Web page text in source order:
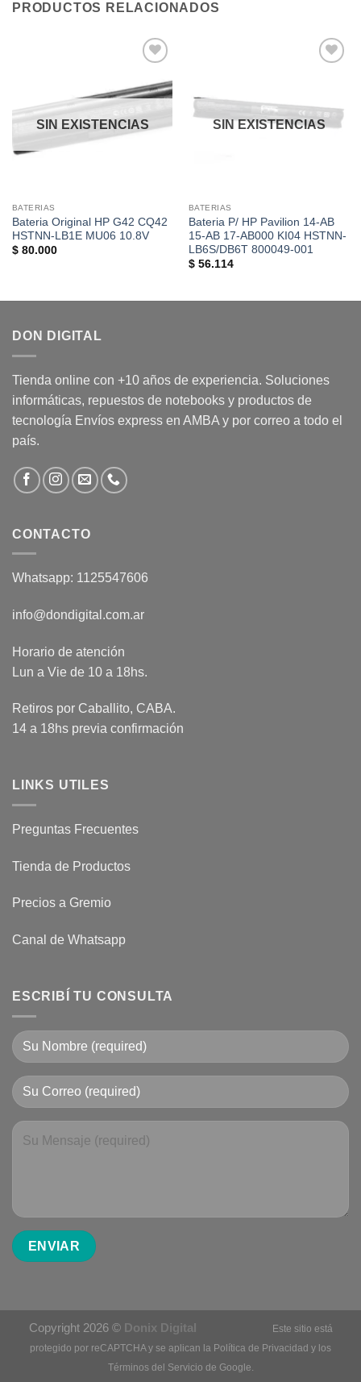
PRODUCTOS RELACIONADOS
a la
lista de
SIN EXISTENCIAS
BATERIAS
Bateria Original HP G42 CQ42
HSTNN-LB1E MU06 10.8V
$80.000
deseos
SIN EXISTENCIAS
BATERIAS
Bateria P/ HP Pavilion 14-AB
15-AB 17-AB000 KI04 HSTNN-
LB6S/DB6T 800049-001
$56.114
DON DIGITAL
Tienda online con +10 años de experiencia. Soluciones
informáticas, repuestos de notebooks y productos de
tecnología Envíos express en AMBA y por correo a todo el
país.
CONTACTO
Whatsapp: 1125547606
info@dondigital.com.ar
Horario de atención
Lun a Vie de 10 a 18hs.
Retiros por Caballito, CABA.
14 a 18hs previa confirmación
LINKS UTILES
Preguntas Frecuentes
Tienda de Productos
Precios a Gremio
Canal de Whatsapp
ESCRIBÍ TU CONSULTA
Copyright 2026 © Donix Digital
Este sitio está
protegido por reCAPTCHA y se aplican la Política de Privacidad y los
Términos del Servicio de Google.